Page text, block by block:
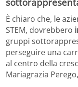
È chiaro che, le
STEM, dovrebbero
gruppi
perseguire una
al centro della
Mariagrazia